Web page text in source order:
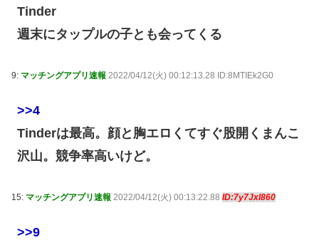
Tinder
週末にタップルの子とも会ってくる
9: マッチングアプリ速報 2022/04/12(火) 00:12:13.28 ID:8MTIEk2G0
>>4
Tinderは最高。顔と胸エロくてすぐ股開くまんこ
沢山。競争率高いけど。
15: マッチングアプリ速報 2022/04/12(火) 00:13:22.88 ID:7y7Jxl860
>>9